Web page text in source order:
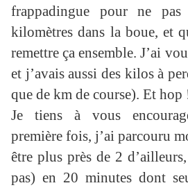
frappadingue pour ne
kilomètres dans la boue, et
remettre ça ensemble. J’ai
et j’avais aussi des kilos à
que de km de course). Et hop
Je tiens à vous
première fois, j’ai parcouru
être plus près de 2
pas) en 20 minutes dont